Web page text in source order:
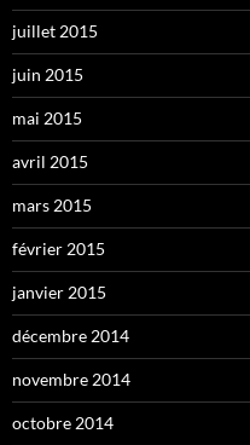
juillet 2015
juin 2015
mai 2015
avril 2015
mars 2015
février 2015
janvier 2015
décembre 2014
novembre 2014
octobre 2014